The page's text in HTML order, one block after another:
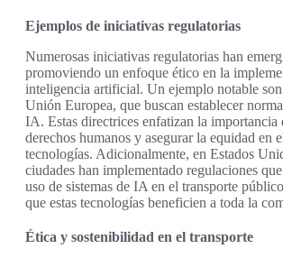
Ejemplos de iniciativas regulatorias
Numerosas iniciativas regulatorias han
promoviendo un enfoque ético en la
inteligencia artificial. Un ejemplo notable son
Unión Europea, que buscan establecer
IA. Estas directrices enfatizan la importancia
derechos humanos y asegurar la equidad en
tecnologías. Adicionalmente, en Estados
ciudades han implementado regulaciones
uso de sistemas de IA en el transporte
que estas tecnologías beneficien a toda la
Ética y sostenibilidad en el transporte